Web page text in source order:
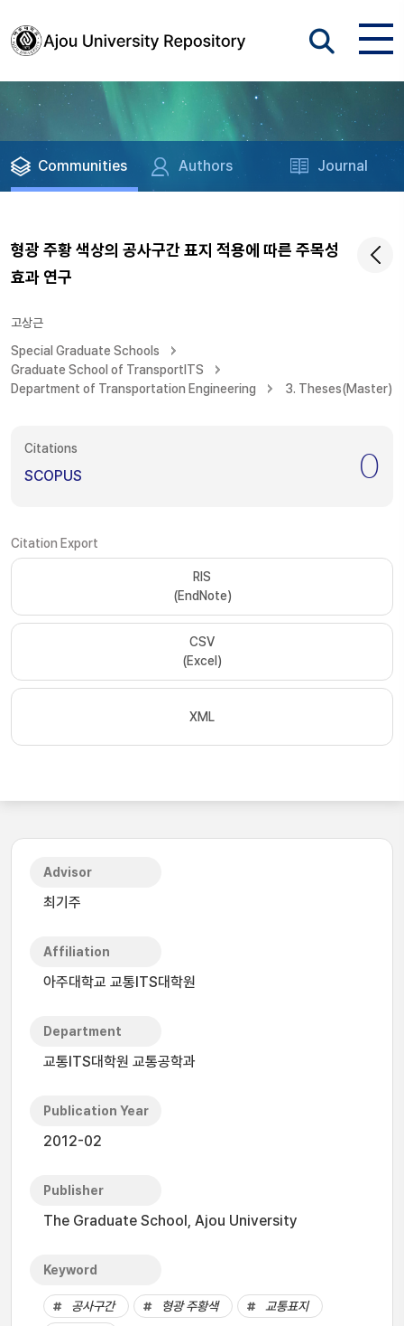
Communities Authors Journal
형광 주황 색상의 공사구간 표지 적용에 따른 주목성
효과 연구
고상근
Special Graduate Schools
Graduate School of TransportITS
Department of Transportation Engineering
3. Theses(Master)
Citations
SCOPUS 0
Citation Export
RIS
(EndNote)
CSV
(Excel)
XML
Advisor
최기주
Affiliation
아주대학교 교통ITS대학원
Department
교통ITS대학원 교통공학과
Publication Year
2012-02
Publisher
The Graduate School, Ajou University
Keyword
공사구간 형광 주황색
교통표지